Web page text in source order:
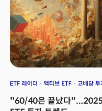
ETF 레이더 액티브 ETF 고배당 투
"60/40은 끝났다